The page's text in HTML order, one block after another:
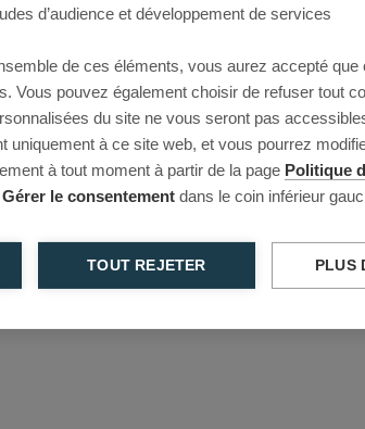
d’audience et développement de services
de ces éléments, vous aurez accepté que
Vous pouvez également choisir de refuser tout
du site ne vous seront pas
uniquement à ce site web, et vous pourrez
à tout moment à partir de la page Politique
Gérer le consentement dans le coin inférieur
TOUT REJETER PLUS
Reload to try again, or go back.
Reload Back